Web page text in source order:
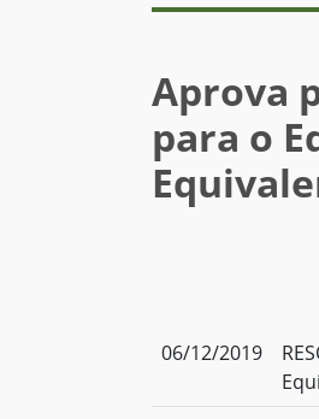
Aprova
para o
06/12/2019